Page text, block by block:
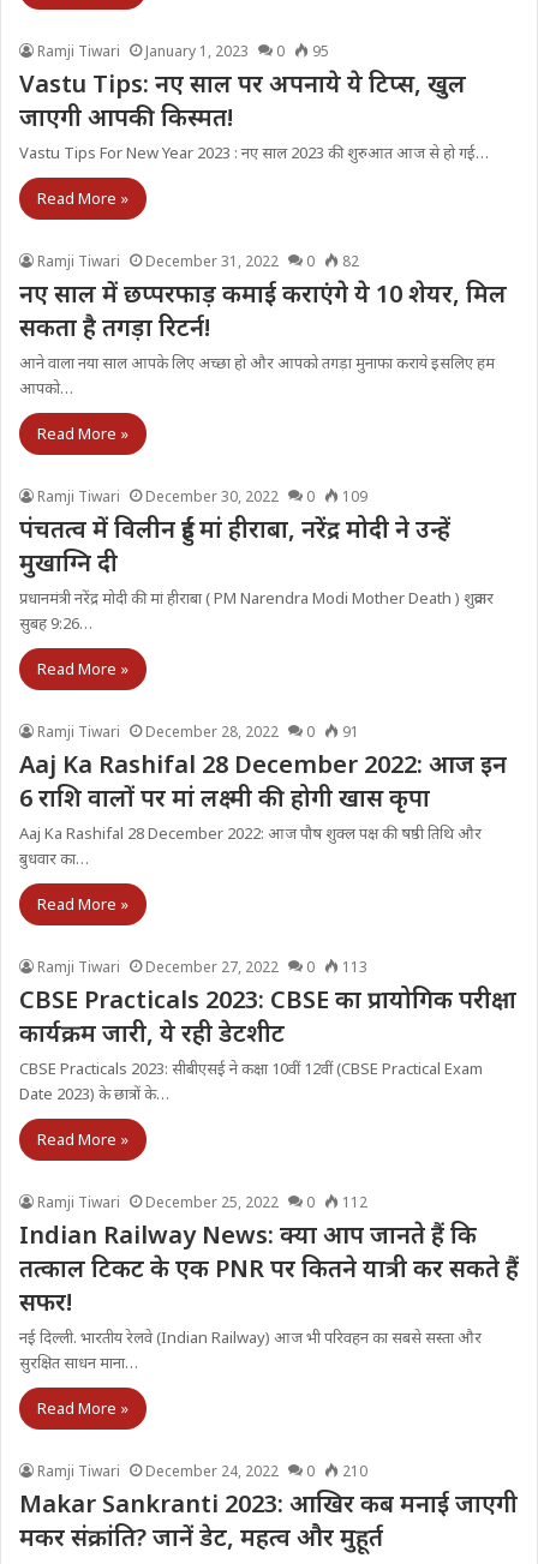
Ramji Tiwari January 1, 2023 0 95
Vastu Tips: नए साल पर अपनाये ये टिप्स, खुल
जाएगी आपकी किस्मत!
Vastu Tips For New Year 2023 : नए साल 2023 की शुरुआत आज से हो गई…
Read More »
Ramji Tiwari December 31, 2022 0 82
नए साल में छप्परफाड़ कमाई कराएंगे ये 10 शेयर, मिल
सकता है तगड़ा रिटर्न!
आने वाला नया साल आपके लिए अच्छा हो और आपको तगड़ा मुनाफा कराये इसलिए हम
आपको…
Read More »
Ramji Tiwari December 30, 2022 0 109
पंचतत्व में विलीन हुईं मां हीराबा, नरेंद्र मोदी ने उन्हें
मुखाग्नि दी
प्रधानमंत्री नरेंद्र मोदी की मां हीराबा ( PM Narendra Modi Mother Death ) शुक्रवार
सुबह 9:26…
Read More »
Ramji Tiwari December 28, 2022 0 91
Aaj Ka Rashifal 28 December 2022: आज इन
6 राशि वालों पर मां लक्ष्मी की होगी खास कृपा
Aaj Ka Rashifal 28 December 2022: आज पौष शुक्ल पक्ष की षष्ठी तिथि और
बुधवार का…
Read More »
Ramji Tiwari December 27, 2022 0 113
CBSE Practicals 2023: CBSE का प्रायोगिक परीक्षा
कार्यक्रम जारी, ये रही डेटशीट
CBSE Practicals 2023: सीबीएसई ने कक्षा 10वीं 12वीं (CBSE Practical Exam
Date 2023) के छात्रों के…
Read More »
Ramji Tiwari December 25, 2022 0 112
Indian Railway News: क्या आप जानते हैं कि
तत्‍काल टिकट के एक PNR पर कितने यात्री कर सकते हैं
सफर!
नई दिल्‍ली. भारतीय रेलवे (Indian Railway) आज भी परिवहन का सबसे सस्ता और
सुरक्षित साधन माना…
Read More »
Ramji Tiwari December 24, 2022 0 210
Makar Sankranti 2023: आखिर कब मनाई जाएगी
मकर संक्रांति? जानें डेट, महत्व और मुहूर्त